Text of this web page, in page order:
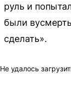
руль и
были
сделать».
Не удалось